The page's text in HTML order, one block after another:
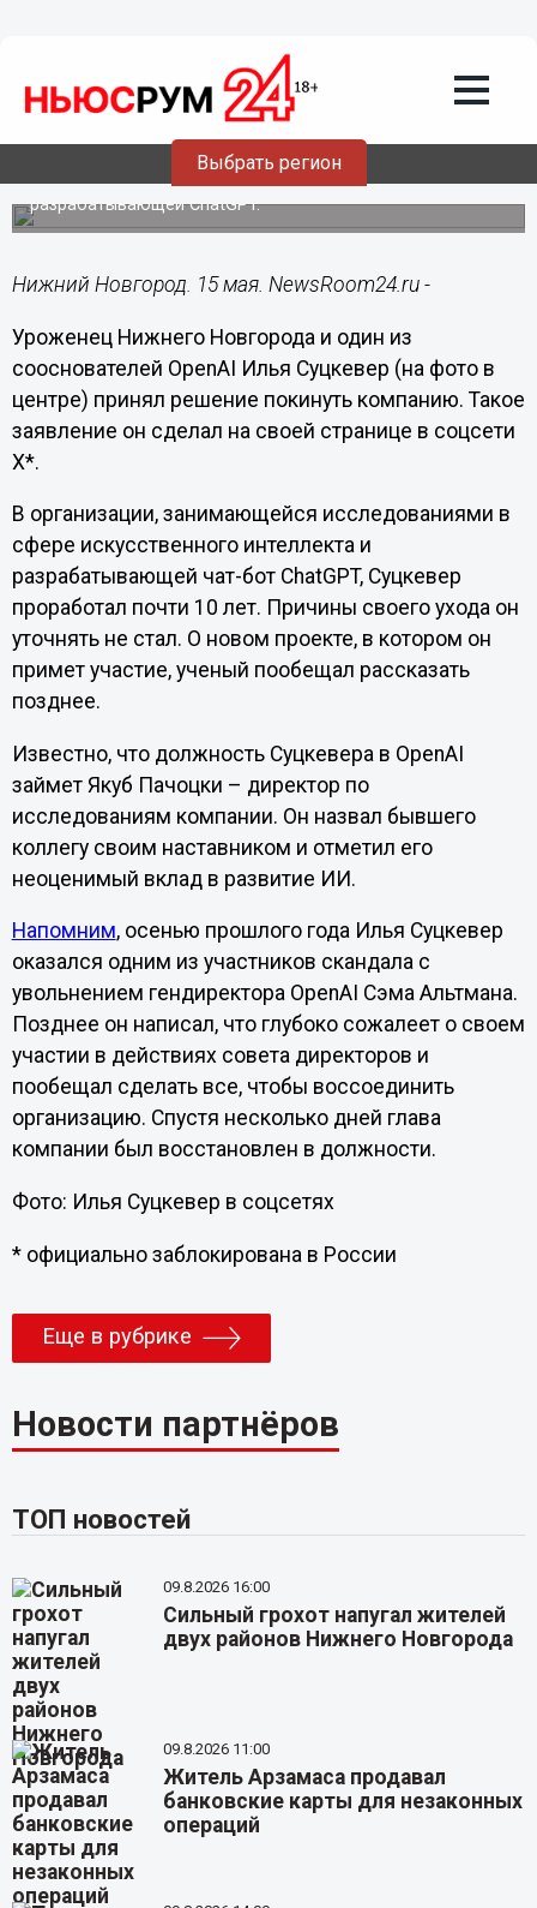
Выбрать регион
15.05.202412:17
Уроженец Нижнего Новгорода
Суцкевер уходит из OpenAI
Он является одним из сооснователей компании,
разрабатывающей ChatGPT.
Нижний Новгород. 15 мая. NewsRoom24.ru -
Уроженец Нижнего Новгорода и один из
сооснователей OpenAI Илья Суцкевер (на фото в
центре) принял решение покинуть компанию. Такое
заявление он сделал на своей странице в соцсети
Х*.
В организации, занимающейся исследованиями в
сфере искусственного интеллекта и
разрабатывающей чат-бот ChatGPT, Суцкевер
проработал почти 10 лет. Причины своего ухода он
уточнять не стал. О новом проекте, в котором он
примет участие, ученый пообещал рассказать
позднее.
Известно, что должность Суцкевера в OpenAI
займет Якуб Пачоцки – директор по
исследованиям компании. Он назвал бывшего
коллегу своим наставником и отметил его
неоценимый вклад в развитие ИИ.
Напомним, осенью прошлого года Илья Суцкевер
оказался одним из участников скандала с
увольнением гендиректора OpenAI Сэма Альтмана.
Позднее он написал, что глубоко сожалеет о своем
участии в действиях совета директоров и
пообещал сделать все, чтобы воссоединить
организацию. Спустя несколько дней глава
компании был восстановлен в должности.
Фото: Илья Суцкевер в соцсетях
* официально заблокирована в России
Еще в рубрике
Новости партнёров
ТОП новостей
09.8.2026 16:00
Сильный грохот напугал жителей
двух районов Нижнего Новгорода
09.8.2026 11:00
Житель Арзамаса продавал
банковские карты для незаконных
операций